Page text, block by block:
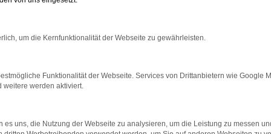
2 Möglichkeiten. Sehen Sie sich mit Klick auf „Unser
Probefahren. Oder Sie klicken auf den Button
können wir dann für Sie beschaffen. Wir freuen uns auf
um die Kernfunktionalität der Webseite zu gewährleisten.
Funktionalität der Webseite. Services von Drittanbietern wie Google
weitere werden aktiviert.
es uns, die Nutzung der Webseite zu analysieren, um die Leistung zu messen